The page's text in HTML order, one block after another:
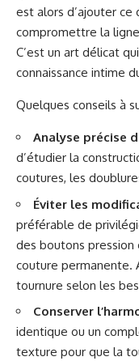
est alors d’ajouter
compromettre la
C’est un art délicat
connaissance intime
Quelques conseils à
Analyse précise
d’étudier la
coutures, les
Éviter les
préférable de
des boutons pression
couture permanente.
tournure selon les
Conserver
identique ou un
texture pour que la